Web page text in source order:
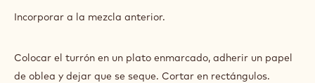
Y
JENGIBRE
Incorporar a la mezcla anterior.
Colocar el turrón en un plato enmarcado, adherir un papel
de oblea y dejar que se seque. Cortar en rectángulos.